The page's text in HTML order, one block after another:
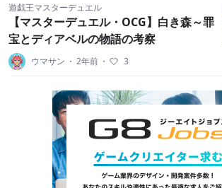
遊戯王マスターデュエル
【マスターデュエル・OCG】白き森～罪
宝とディアベルの物語の考察
ウマサン ・ 2年前 ・ 3